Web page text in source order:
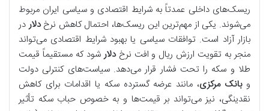
ریسک‌های داخلی عمدتاً به شرایط اقتصادی و سیاسی ایران مربوط
می‌شوند. یکی از مهم‌ترین این ریسک‌ها، احتمال کاهش نرخ دلاردر
بازار آزاد است. توافقات سیاسی یا بهبود شرایط اقتصادی می‌تواند
منجر به تقویت ارزش ریال و افت نرخ دلارشود که مستقیماً قیمت
طلا و سکه را تحت فشار قرار می‌دهد. سیاست‌های کنترلی دولت
و بانک مرکزی، مانند عرضه گسترده سکه یا اقدامات برای کاهش
نقدینگی، نیز می‌تواند بر قیمت‌ها و به خصوص حباب سکه تأثیر